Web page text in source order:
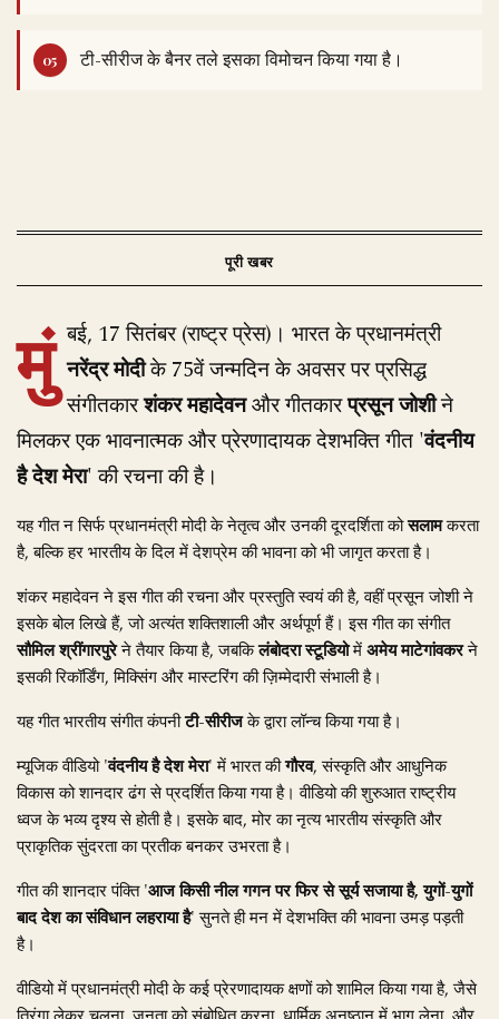
टी-सीरीज के बैनर तले इसका विमोचन किया गया है।
मुं बई, 17 सितंबर (राष्ट्र प्रेस)। भारत के प्रधानमंत्री
नरेंद्र मोदीके 75वें जन्मदिन के अवसर पर प्रसिद्ध
संगीतकारशंकर महादेवनऔर गीतकारप्रसून जोशीने
मिलकर एक भावनात्मक और प्रेरणादायक देशभक्ति गीत 'वंदनीय
है देश मेरा' की रचना की है।
यह गीत न सिर्फ प्रधानमंत्री मोदी के नेतृत्व और उनकी दूरदर्शिता कोसलामकरता
है, बल्कि हर भारतीय के दिल में देशप्रेम की भावना को भी जागृत करता है।
शंकर महादेवन ने इस गीत की रचना और प्रस्तुति स्वयं की है, वहीं प्रसून जोशी ने
इसके बोल लिखे हैं, जो अत्यंत शक्तिशाली और अर्थपूर्ण हैं। इस गीत का संगीत
सौमिल श्रींगारपुरेने तैयार किया है, जबकिलंबोदरा स्टूडियोमेंअमेय माटेगांवकरने
इसकी रिकॉर्डिंग, मिक्सिंग और मास्टरिंग की ज़िम्मेदारी संभाली है।
यह गीत भारतीय संगीत कंपनीटी-सीरीजके द्वारा लॉन्च किया गया है।
म्यूजिक वीडियो 'वंदनीय है देश मेरा' में भारत कीगौरव, संस्कृति और आधुनिक
विकास को शानदार ढंग से प्रदर्शित किया गया है। वीडियो की शुरुआत राष्ट्रीय
ध्वज के भव्य दृश्य से होती है। इसके बाद, मोर का नृत्य भारतीय संस्कृति और
प्राकृतिक सुंदरता का प्रतीक बनकर उभरता है।
गीत की शानदार पंक्ति 'आज किसी नील गगन पर फिर से सूर्य सजाया है, युगों-युगों
बाद देश का संविधान लहराया है' सुनते ही मन में देशभक्ति की भावना उमड़ पड़ती
है।
वीडियो में प्रधानमंत्री मोदी के कई प्रेरणादायक क्षणों को शामिल किया गया है, जैसे